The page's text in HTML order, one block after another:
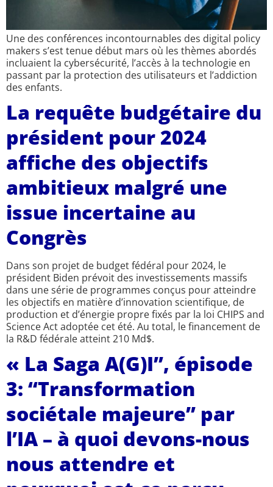
Une des conférences incontournables des digital policy
makers s’est tenue début mars où les thèmes abordés
incluaient la cybersécurité, l’accès à la technologie en
passant par la protection des utilisateurs et l’addiction
des enfants.
La requête budgétaire du
président pour 2024
affiche des objectifs
ambitieux malgré une
issue incertaine au
Congrès
Dans son projet de budget fédéral pour 2024, le
président Biden prévoit des investissements massifs
dans une série de programmes conçus pour atteindre
les objectifs en matière d’innovation scientifique, de
production et d’énergie propre fixés par la loi CHIPS and
Science Act adoptée cet été. Au total, le financement de
la R&D fédérale atteint 210 Md$.
« La Saga A(G)I”, épisode
3: “Transformation
sociétale majeure” par
l’IA – à quoi devons-nous
nous attendre et